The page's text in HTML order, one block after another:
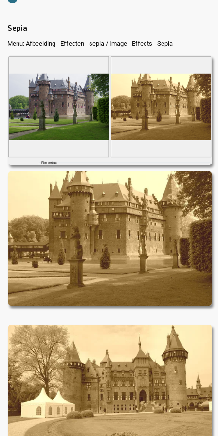
Sepia
Menu: Afbeelding - Effecten - sepia / Image - Effects - Sepia